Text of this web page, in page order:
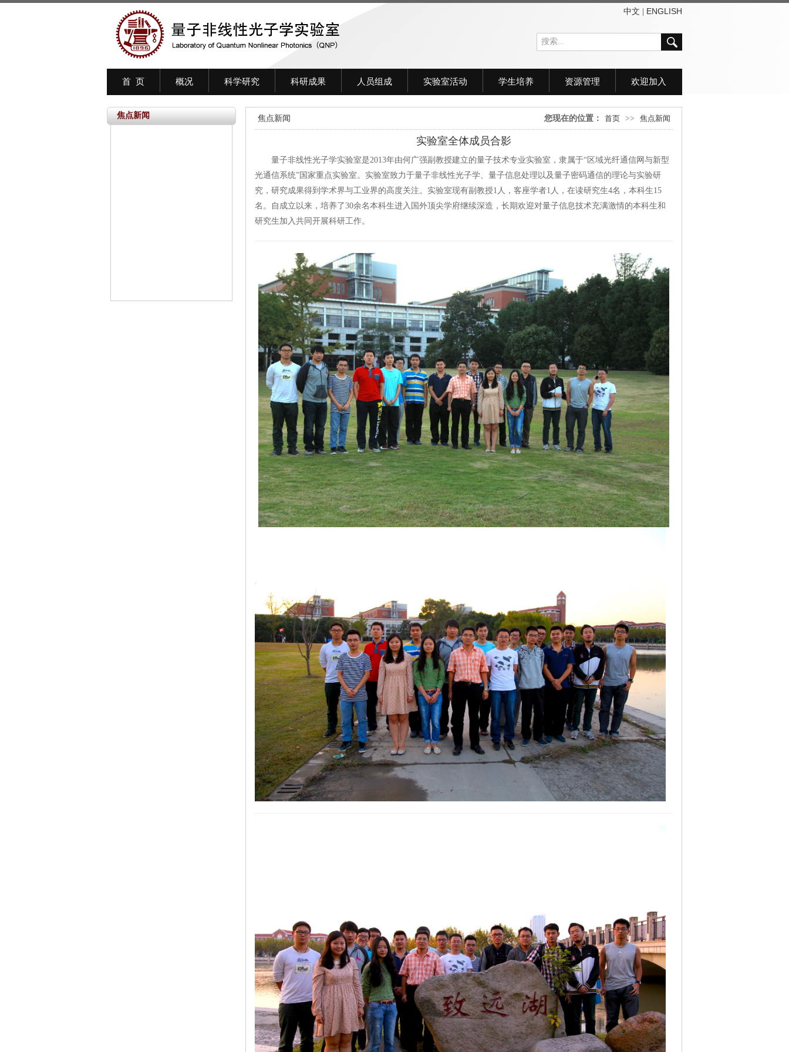
中文 ENGLISH
首 页 概况 科学研究 科研成果 人员组成 实验室活动 学生培养 资源管理 欢迎加入
焦点新闻 焦点新闻 您现在的位置： 首页 >> 焦点新闻
实验室全体成员合影
量子非线性光子学实验室是2013年由何广强副教授建立的量子技术专业实验室，隶属于“区域光纤通信网与新型
光通信系统”国家重点实验室。实验室致力于量子非线性光子学、量子信息处理以及量子密码通信的理论与实验研
究，研究成果得到学术界与工业界的高度关注。实验室现有副教授1人，客座学者1人，在读研究生4名，本科生15
名。自成立以来，培养了30余名本科生进入国外顶尖学府继续深造，长期欢迎对量子信息技术充满激情的本科生和
研究生加入共同开展科研工作。